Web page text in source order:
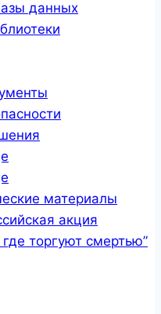
данных
материалы
акция
торгуют смертью”